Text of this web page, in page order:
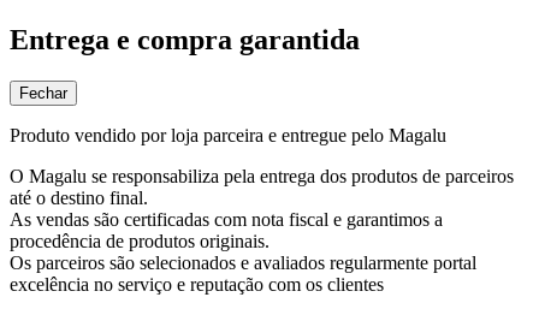
Entrega e compra garantida
Fechar
Produto vendido por loja parceira e entregue pelo Magalu
O Magalu se responsabiliza pela entrega dos produtos de parceiros
até o destino final.
As vendas são certificadas com nota fiscal e garantimos a
procedência de produtos originais.
Os parceiros são selecionados e avaliados regularmente portal
excelência no serviço e reputação com os clientes